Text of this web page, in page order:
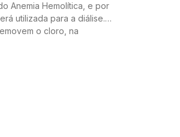
Anemia Hemolítica, e por
utilizada para a diálise.
o cloro, na
tecnologia amplamente
este fim. Como o